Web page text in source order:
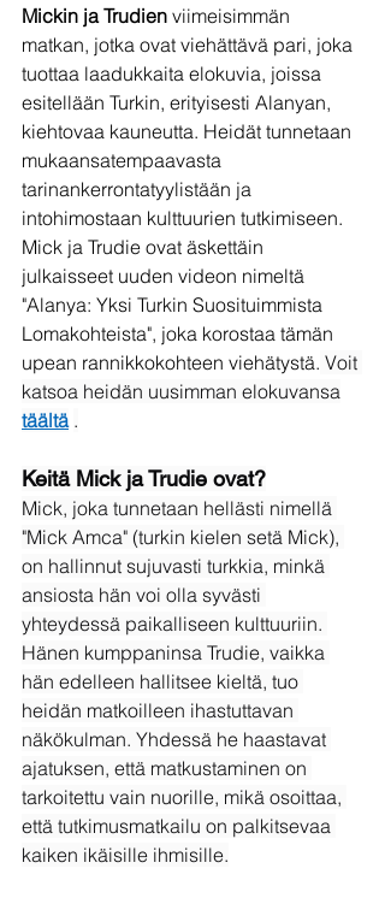
Mickin ja Trudien viimeisimmän
matkan, jotka ovat viehättävä pari, joka
tuottaa laadukkaita elokuvia, joissa
esitellään Turkin, erityisesti Alanyan,
kiehtovaa kauneutta. Heidät tunnetaan
mukaansatempaavasta
tarinankerrontatyylistään ja
intohimostaan kulttuurien tutkimiseen.
Mick ja Trudie ovat äskettäin
julkaisseet uuden videon nimeltä
"Alanya: Yksi Turkin Suosituimmista
Lomakohteista", joka korostaa tämän
upean rannikkokohteen viehätystä. Voit
katsoa heidän uusimman elokuvansa
täältä .
Keitä Mick ja Trudie ovat?
Mick, joka tunnetaan hellästi nimellä
"Mick Amca" (turkin kielen setä Mick),
on hallinnut sujuvasti turkkia, minkä
ansiosta hän voi olla syvästi
yhteydessä paikalliseen kulttuuriin.
Hänen kumppaninsa Trudie, vaikka
hän edelleen hallitsee kieltä, tuo
heidän matkoilleen ihastuttavan
näkökulman. Yhdessä he haastavat
ajatuksen, että matkustaminen on
tarkoitettu vain nuorille, mikä osoittaa,
että tutkimusmatkailu on palkitsevaa
kaiken ikäisille ihmisille.